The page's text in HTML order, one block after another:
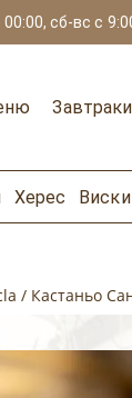
сб-вс с
Завтраки
Херес Виски
/ Кастаньо